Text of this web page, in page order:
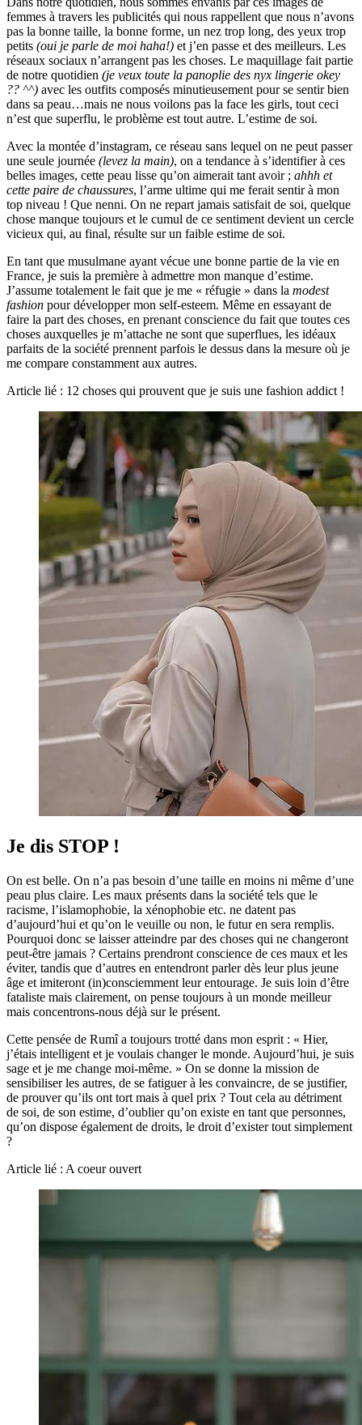
femmes à travers les publicités qui nous rappellent que nous n’avons
pas la bonne taille, la bonne forme, un nez trop long, des yeux trop
petits (oui je parle de moi haha!) et j’en passe et des meilleurs. Les
réseaux sociaux n’arrangent pas les choses. Le maquillage fait partie
de notre quotidien (je veux toute la panoplie des nyx lingerie okey
?? ^^) avec les outfits composés minutieusement pour se sentir bien
dans sa peau…mais ne nous voilons pas la face les girls, tout ceci
n’est que superflu, le problème est tout autre. L’estime de soi.
Avec la montée d’instagram, ce réseau sans lequel on ne peut passer
une seule journée (levez la main), on a tendance à s’identifier à ces
belles images, cette peau lisse qu’on aimerait tant avoir ; ahhh et
cette paire de chaussures, l’arme ultime qui me ferait sentir à mon
top niveau ! Que nenni. On ne repart jamais satisfait de soi, quelque
chose manque toujours et le cumul de ce sentiment devient un cercle
vicieux qui, au final, résulte sur un faible estime de soi.
En tant que musulmane ayant vécue une bonne partie de la vie en
France, je suis la première à admettre mon manque d’estime.
J’assume totalement le fait que je me « réfugie » dans la modest
fashion pour développer mon self-esteem. Même en essayant de
faire la part des choses, en prenant conscience du fait que toutes ces
choses auxquelles je m’attache ne sont que superflues, les idéaux
parfaits de la société prennent parfois le dessus dans la mesure où je
me compare constamment aux autres.
Article lié : 12 choses qui prouvent que je suis une fashion addict !
Je dis STOP !
On est belle. On n’a pas besoin d’une taille en moins ni même d’une
peau plus claire. Les maux présents dans la société tels que le
racisme, l’islamophobie, la xénophobie etc. ne datent pas
d’aujourd’hui et qu’on le veuille ou non, le futur en sera remplis.
Pourquoi donc se laisser atteindre par des choses qui ne changeront
peut-être jamais ? Certains prendront conscience de ces maux et les
éviter, tandis que d’autres en entendront parler dès leur plus jeune
âge et imiteront (in)consciemment leur entourage. Je suis loin d’être
fataliste mais clairement, on pense toujours à un monde meilleur
mais concentrons-nous déjà sur le présent.
Cette pensée de Rumî a toujours trotté dans mon esprit : « Hier,
j’étais intelligent et je voulais changer le monde. Aujourd’hui, je suis
sage et je me change moi-même. » On se donne la mission de
sensibiliser les autres, de se fatiguer à les convaincre, de se justifier,
de prouver qu’ils ont tort mais à quel prix ? Tout cela au détriment
de soi, de son estime, d’oublier qu’on existe en tant que personnes,
qu’on dispose également de droits, le droit d’exister tout simplement
?
Article lié : A coeur ouvert